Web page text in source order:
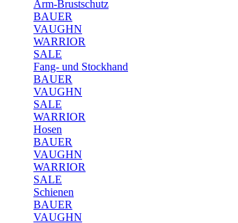
Arm-Brustschutz
BAUER
VAUGHN
WARRIOR
SALE
Fang- und Stockhand
BAUER
VAUGHN
SALE
WARRIOR
Hosen
BAUER
VAUGHN
WARRIOR
SALE
Schienen
BAUER
VAUGHN